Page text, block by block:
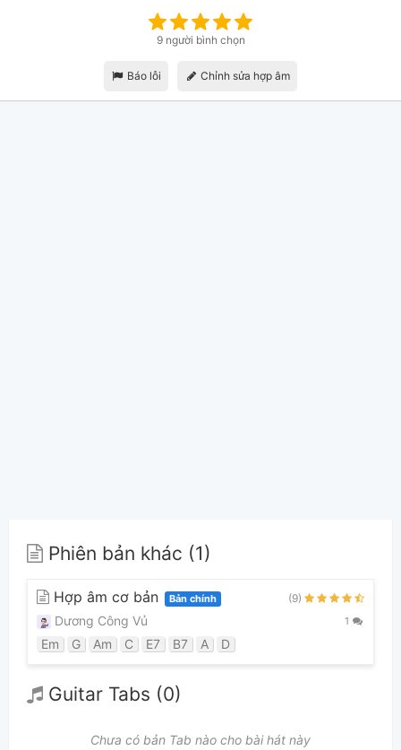
9 người bình chọn
Báo lỗi Chỉnh sửa hợp âm
Phiên bản khác (1)
Hợp âm cơ bản Bản chính (9)
Dương Công Vủ 1
Em G Am C E7 B7 A D
Guitar Tabs (0)
Chưa có bản Tab nào cho bài hát này